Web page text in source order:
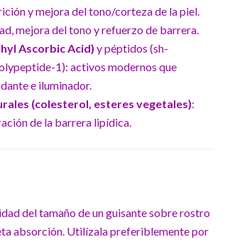
y mejora del tono/corteza de la piel.
mejora del tono y refuerzo de barrera.
Ascorbic Acid) y péptidos (sh-
1): activos modernos que
e iluminador.
(colesterol, esteres vegetales):
de la barrera lipídica.
del tamaño de un guisante sobre rostro
absorción. Utilízala preferiblemente por